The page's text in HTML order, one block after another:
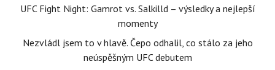
UFC Fight Night: Gamrot vs. Salkilld – výsledky a nejlepší
momenty
Nezvládl jsem to v hlavě. Čepo odhalil, co stálo za jeho
neúspěšným UFC debutem